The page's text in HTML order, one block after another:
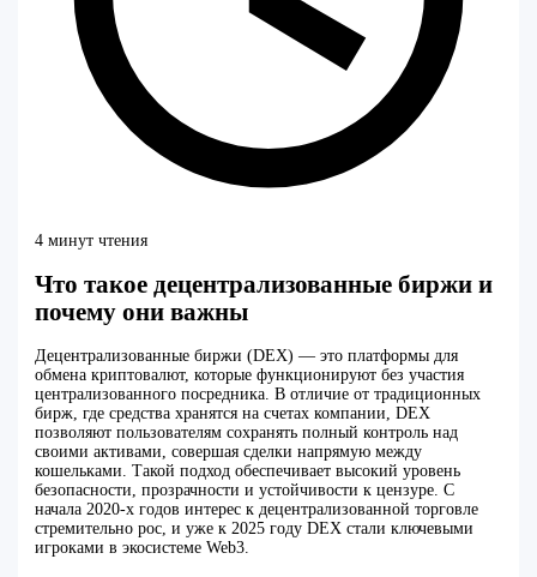
4 минут чтения
Что такое децентрализованные биржи и
почему они важны
Децентрализованные биржи (DEX) — это платформы для
обмена криптовалют, которые функционируют без участия
централизованного посредника. В отличие от традиционных
бирж, где средства хранятся на счетах компании, DEX
позволяют пользователям сохранять полный контроль над
своими активами, совершая сделки напрямую между
кошельками. Такой подход обеспечивает высокий уровень
безопасности, прозрачности и устойчивости к цензуре. С
начала 2020-х годов интерес к децентрализованной торговле
стремительно рос, и уже к 2025 году DEX стали ключевыми
игроками в экосистеме Web3.